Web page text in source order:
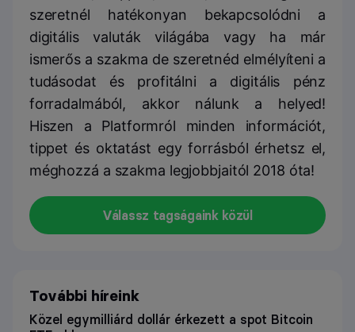
szeretnél hatékonyan bekapcsolódni a
digitális valuták világába vagy ha már
ismerős a szakma de szeretnéd elmélyíteni a
tudásodat és profitálni a digitális pénz
forradalmából, akkor nálunk a helyed!
Hiszen a Platformról minden információt,
tippet és oktatást egy forrásból érhetsz el,
méghozzá a szakma legjobbjaitól 2018 óta!
Válassz tagságaink közül
További híreink
Közel egymilliárd dollár érkezett a spot Bitcoin